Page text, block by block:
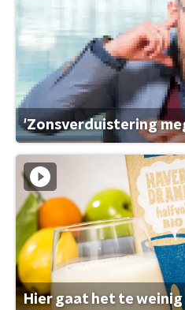
'Zonsverduistering
Hier gaat het te